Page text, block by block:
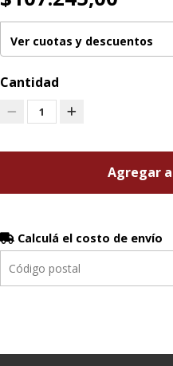
Ver cuotas y descuentos
Cantidad
1
Agregar
Calculá el costo de envío